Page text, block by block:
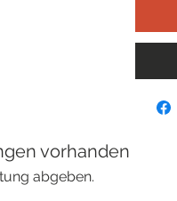
vorhanden
abgeben.